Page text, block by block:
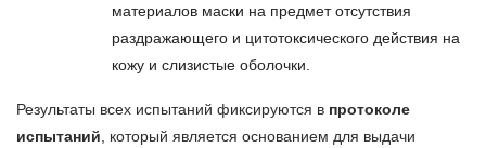
материалов маски на предмет отсутствия
раздражающего и цитотоксического действия на
кожу и слизистые оболочки.
Результаты всех испытаний фиксируются в протоколе
испытаний , который является основанием для выдачи